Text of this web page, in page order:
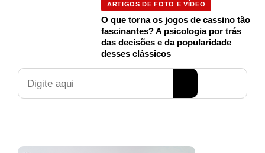
ARTIGOS DE FOTO E VÍDEO
O que torna os jogos de cassino tão
fascinantes? A psicologia por trás
das decisões e da popularidade
desses clássicos
Pesquisar